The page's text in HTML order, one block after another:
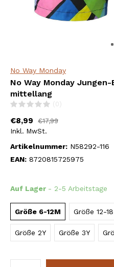
No Way Monday
No Way Monday
mittellang
(0)
€8,99
€17,99
Inkl. MwSt.
Artikelnummer: N58292-116
EAN: 8720815725975
Auf Lager - 2-5 Arbeitstage
Größe 6-12M Größe 12-
Größe 2Y Größe 3Y